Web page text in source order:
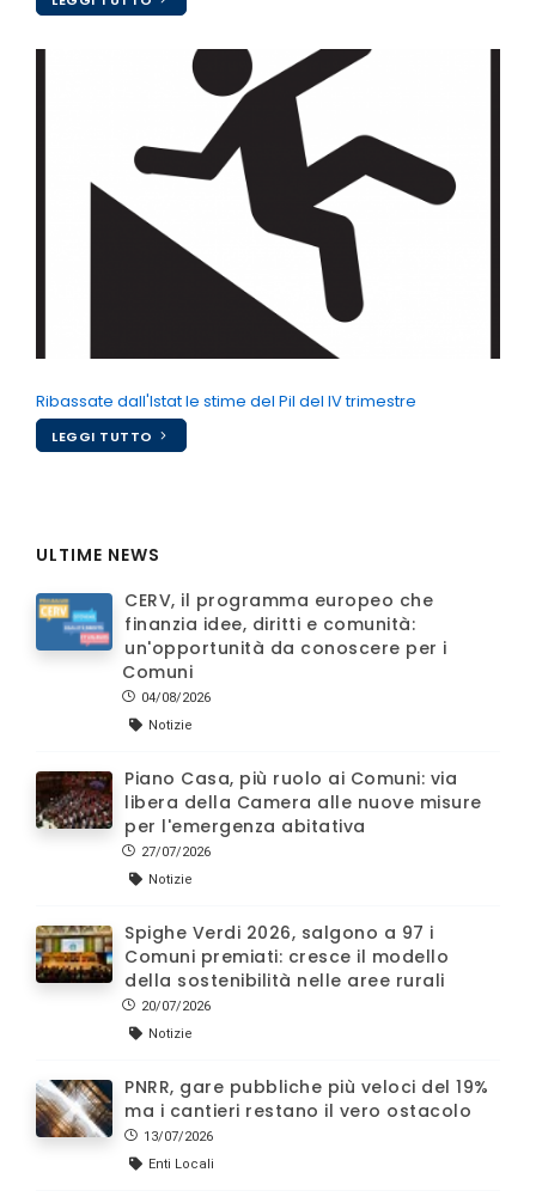
Ribassate dall'Istat le stime del Pil del IV trimestre
LEGGI TUTTO
ULTIME NEWS
CERV, il programma europeo che
finanzia idee, diritti e comunità:
un'opportunità da conoscere per i
Comuni
04/08/2026
Notizie
Piano Casa, più ruolo ai Comuni: via
libera della Camera alle nuove misure
per l'emergenza abitativa
27/07/2026
Notizie
Spighe Verdi 2026, salgono a 97 i
Comuni premiati: cresce il modello
della sostenibilità nelle aree rurali
20/07/2026
Notizie
PNRR, gare pubbliche più veloci del 19%
ma i cantieri restano il vero ostacolo
13/07/2026
Enti Locali